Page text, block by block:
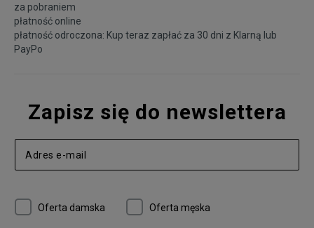
za pobraniem
płatność online
płatność odroczona: Kup teraz zapłać za 30 dni z Klarną lub
PayPo
Zapisz się do newslettera
Oferta damska Oferta męska